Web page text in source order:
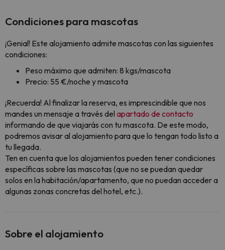
Condiciones para mascotas
¡Genial! Este alojamiento admite mascotas con las siguientes
condiciones:
Peso máximo que admiten: 8 kgs/mascota
Precio: 55 €/noche y mascota
¡Recuerda! Al finalizar la reserva, es imprescindible que nos
mandes un mensaje a través del apartado de contacto
informando de que viajarás con tu mascota. De este modo,
podremos avisar al alojamiento para que lo tengan todo listo a
tu llegada.
Ten en cuenta que los alojamientos pueden tener condiciones
específicas sobre las mascotas (que no se puedan quedar
solos en la habitación/apartamento, que no puedan acceder a
algunas zonas concretas del hotel, etc.).
Sobre el alojamiento